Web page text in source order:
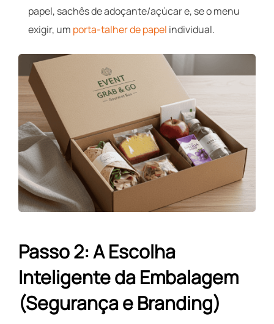
papel, sachês de adoçante/açúcar e, se o menu
exigir, um porta-talher de papel individual.
Passo 2: A Escolha
Inteligente da Embalagem
(Segurança e Branding)